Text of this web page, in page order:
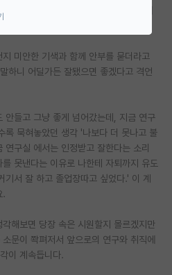
가 다른 대학원 붙어서 전 지도교수에
미안한 기색과 함께 안부를 묻더라고
하니 어딜가든 잘됐으면 좋겠다고 격언
안들고 그냥 좋게 넘어갔는데, 지금 연구
록 묵혀놓았던 생각 '나보다 더 못나고 불
구실 에서는 인정받고 잘한다는 소리
못낸다는 이유로 나한테 자퇴까지 유도
서 잘 하고 졸업장따고 싶었다.' 이 계
.
해보면 당장 속은 시원할지 몰르겠지만
문이 쫙펴저서 앞으로의 연구와 취직에
이 계속듭니다.